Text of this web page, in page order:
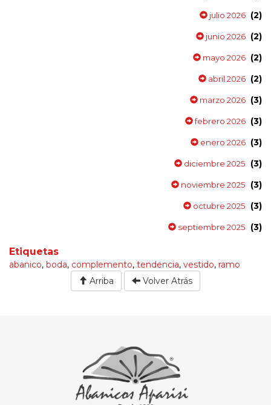
julio 2026 (2)
junio 2026 (2)
mayo 2026 (2)
abril 2026 (2)
marzo 2026 (3)
febrero 2026 (3)
enero 2026 (3)
diciembre 2025 (3)
noviembre 2025 (3)
octubre 2025 (3)
septiembre 2025 (3)
Etiquetas
abanico, boda, complemento, tendencia, vestido, ramo
Arriba
Volver Atrás